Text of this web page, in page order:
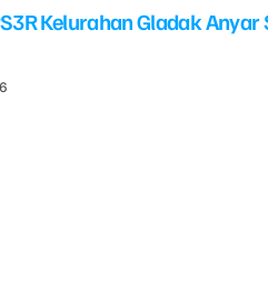
Kelurahan Gladak